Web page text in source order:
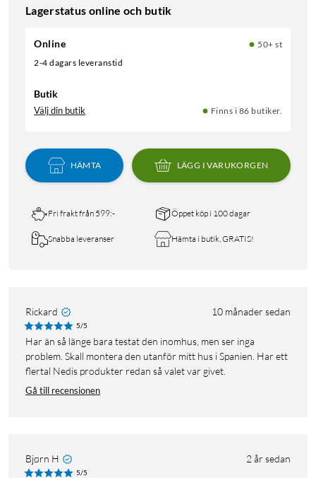
Lagerstatus online och butik
Online
50+ st
2-4 dagars leveranstid
Butik
Välj din butik Finns i 86 butiker.
HÄMTA LÄGG I VARUKORGEN
Fri frakt från 599:- Öppet köp i 100 dagar
Snabba leveranser Hämta i butik, GRATIS!
Rickard 10 månader sedan
5/5
Har än så länge bara testat den inomhus, men ser inga
problem. Skall montera den utanför mitt hus i Spanien. Har ett
flertal Nedis produkter redan så valet var givet.
Gå till recensionen
Bjørn H 2 år sedan
5/5